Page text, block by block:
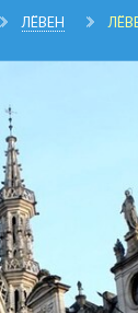
ЛЁВЕН